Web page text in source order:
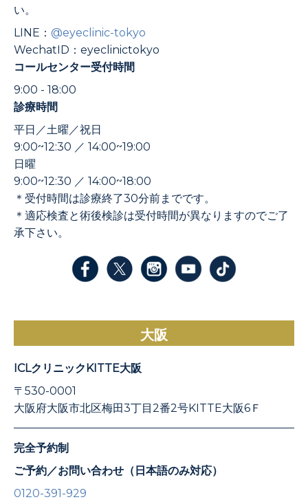
い。
LINE： @eyeclinic-tokyo
WechatID：eyeclinictokyo
コールセンター受付時間
9:00 - 18:00
診療時間
平日／土曜／祝日
9:00~12:30 ／ 14:00~19:00
日曜
9:00~12:30 ／ 14:00~18:00
＊受付時間は診療終了30分前までです。
＊適応検査と術後検診は受付時間が異なりますのでご了
承下さい。
大阪
ICLクリニックKITTE大阪
〒530-0001
大阪府大阪市北区梅田3丁目2番2号KITTE大阪6Ｆ
完全予約制
ご予約／お問い合わせ（日本語のみ対応）
0120-391-929